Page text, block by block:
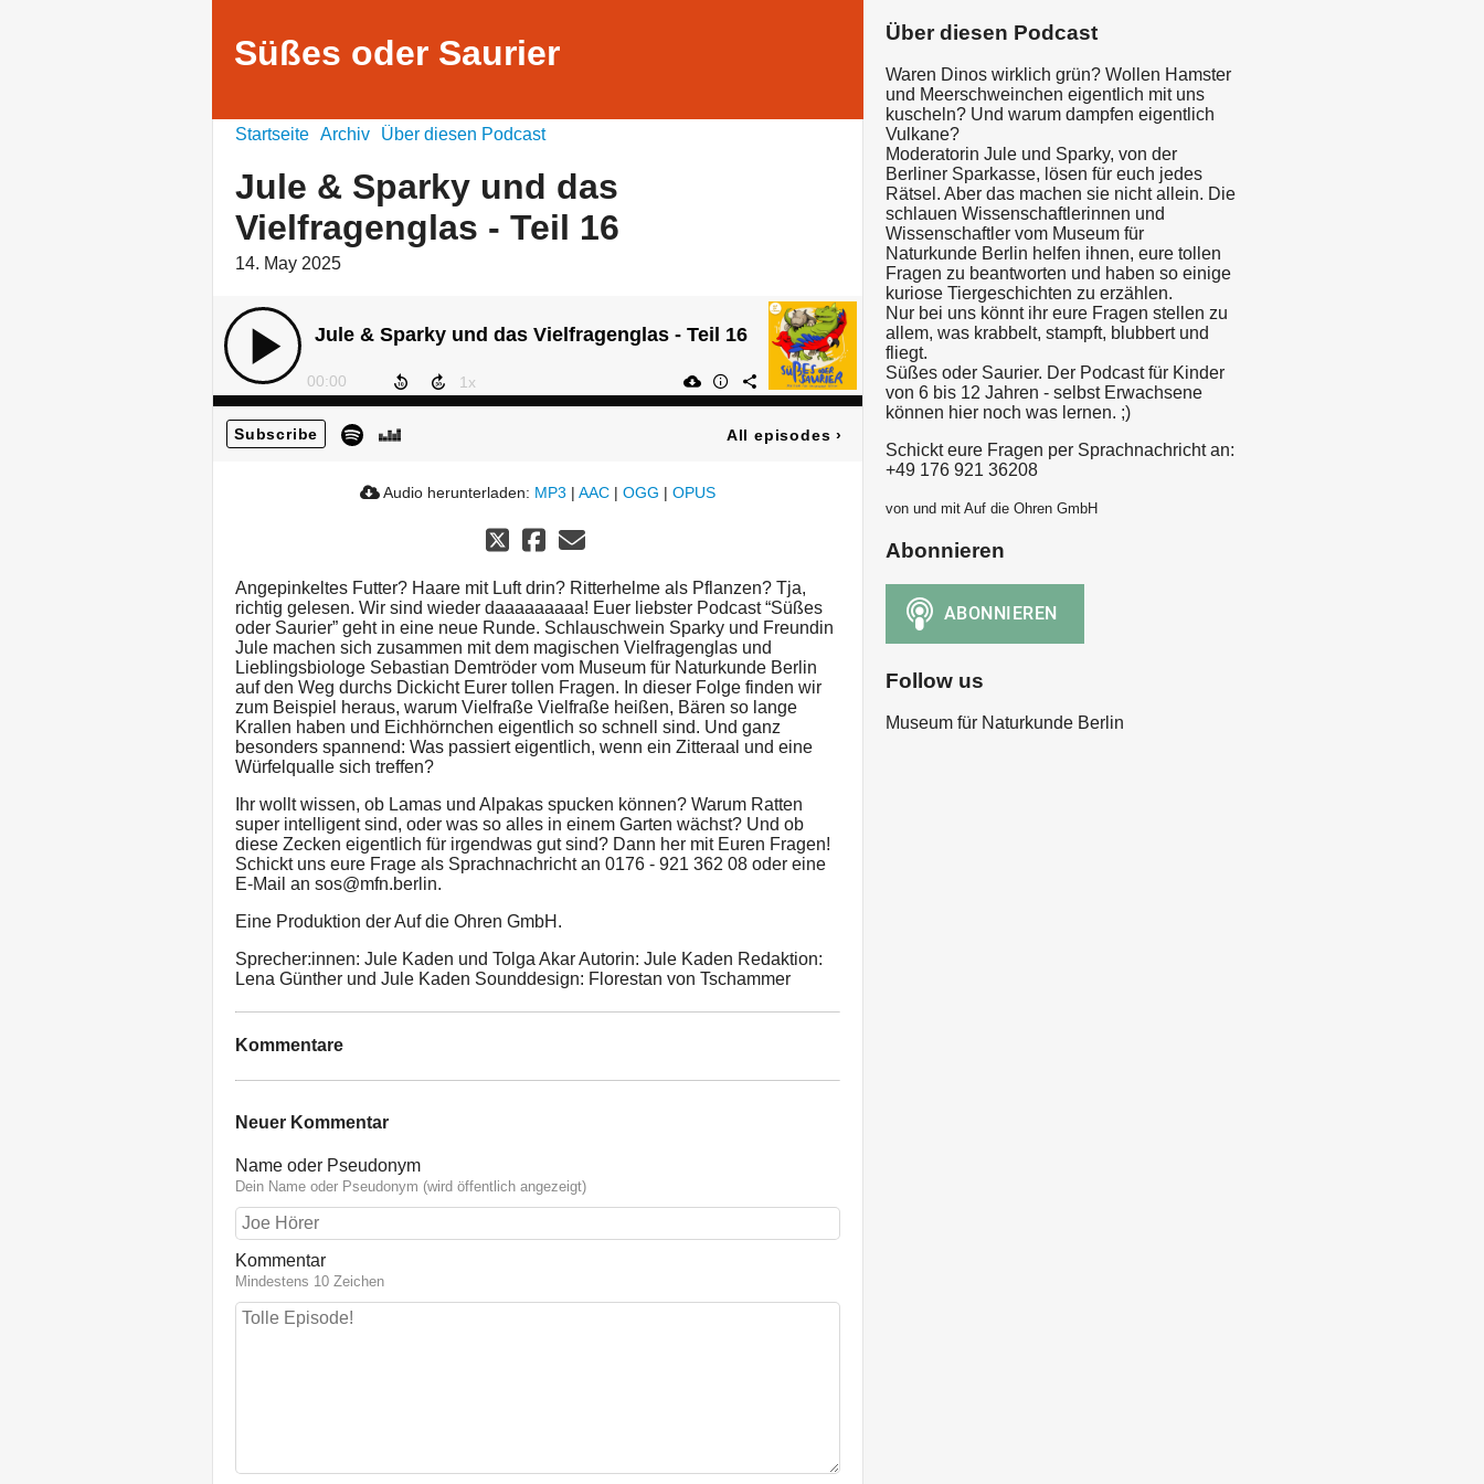
Süßes oder Saurier
Startseite Archiv Über diesen Podcast
Jule & Sparky und das
Vielfragenglas - Teil 16
14. May 2025
Jule & Sparky und das Vielfragenglas - Teil 16
00:00
Subscribe All episodes ›
Audio herunterladen: MP3 | AAC | OGG | OPUS
Angepinkeltes Futter? Haare mit Luft drin? Ritterhelme als Pflanzen? Tja,
richtig gelesen. Wir sind wieder daaaaaaaaa! Euer liebster Podcast “Süßes
oder Saurier” geht in eine neue Runde. Schlauschwein Sparky und Freundin
Jule machen sich zusammen mit dem magischen Vielfragenglas und
Lieblingsbiologe Sebastian Demtröder vom Museum für Naturkunde Berlin
auf den Weg durchs Dickicht Eurer tollen Fragen. In dieser Folge finden wir
zum Beispiel heraus, warum Vielfraße Vielfraße heißen, Bären so lange
Krallen haben und Eichhörnchen eigentlich so schnell sind. Und ganz
besonders spannend: Was passiert eigentlich, wenn ein Zitteraal und eine
Würfelqualle sich treffen?
Ihr wollt wissen, ob Lamas und Alpakas spucken können? Warum Ratten
super intelligent sind, oder was so alles in einem Garten wächst? Und ob
diese Zecken eigentlich für irgendwas gut sind? Dann her mit Euren Fragen!
Schickt uns eure Frage als Sprachnachricht an 0176 - 921 362 08 oder eine
E-Mail an sos@mfn.berlin.
Eine Produktion der Auf die Ohren GmbH.
Sprecher:innen: Jule Kaden und Tolga Akar Autorin: Jule Kaden Redaktion:
Lena Günther und Jule Kaden Sounddesign: Florestan von Tschammer
Kommentare
Neuer Kommentar
Name oder Pseudonym
Dein Name oder Pseudonym (wird öffentlich angezeigt)
Kommentar
Mindestens 10 Zeichen
Über diesen Podcast
Waren Dinos wirklich grün? Wollen Hamster
und Meerschweinchen eigentlich mit uns
kuscheln? Und warum dampfen eigentlich
Vulkane?
Moderatorin Jule und Sparky, von der
Berliner Sparkasse, lösen für euch jedes
Rätsel. Aber das machen sie nicht allein. Die
schlauen Wissenschaftlerinnen und
Wissenschaftler vom Museum für
Naturkunde Berlin helfen ihnen, eure tollen
Fragen zu beantworten und haben so einige
kuriose Tiergeschichten zu erzählen.
Nur bei uns könnt ihr eure Fragen stellen zu
allem, was krabbelt, stampft, blubbert und
fliegt.
Süßes oder Saurier. Der Podcast für Kinder
von 6 bis 12 Jahren - selbst Erwachsene
können hier noch was lernen. ;)
Schickt eure Fragen per Sprachnachricht an:
+49 176 921 36208
von und mit Auf die Ohren GmbH
Abonnieren
Follow us
Museum für Naturkunde Berlin